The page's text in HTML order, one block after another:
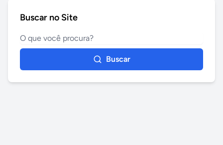
Buscar no Site
Buscar